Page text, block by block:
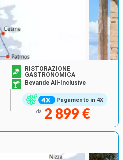
Pagamento in 4X
RISTORAZIONE
GASTRONOMICA
Bevande All-Inclusive
da 2 899 €